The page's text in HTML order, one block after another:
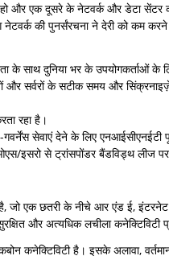
और एक दूसरे के नेटवर्क और डेटा सेंटर
की पुनर्संरचना ने देरी को कम
के साथ दुनिया भर के
और सर्वरों के सटीक समय और
रहा है।
गवर्नेंस सेवाएं देने के लिए
इसरो से ट्रांसपोंडर बैंडविड्थ लीज
है, जो एक छतरी के नीचे आर एंड ई,
और अत्यधिक लचीला कनेक्टिविटी
कनेक्टिविटी है। इसके अलावा,